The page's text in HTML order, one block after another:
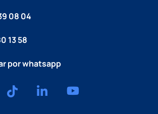
08 04
13 58
por whatsapp